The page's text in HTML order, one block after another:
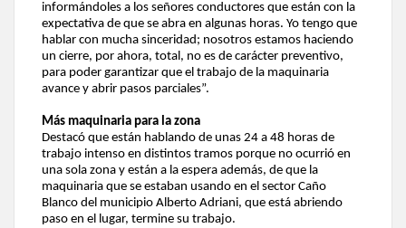
informándoles a los señores conductores que están con la
expectativa de que se abra en algunas horas. Yo tengo que
hablar con mucha sinceridad; nosotros estamos haciendo
un cierre, por ahora, total, no es de carácter preventivo,
para poder garantizar que el trabajo de la maquinaria
avance y abrir pasos parciales”.
Más maquinaria para la zona
Destacó que están hablando de unas 24 a 48 horas de
trabajo intenso en distintos tramos porque no ocurrió en
una sola zona y están a la espera además, de que la
maquinaria que se estaban usando en el sector Caño
Blanco del municipio Alberto Adriani, que está abriendo
paso en el lugar, termine su trabajo.